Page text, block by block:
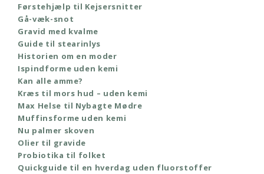
Førstehjælp til Kejsersnitter
Gå-væk-snot
Gravid med kvalme
Guide til stearinlys
Historien om en moder
Ispindforme uden kemi
Kan alle amme?
Kræs til mors hud – uden kemi
Max Helse til Nybagte Mødre
Muffinsforme uden kemi
Nu palmer skoven
Olier til gravide
Probiotika til folket
Quickguide til en hverdag uden fluorstoffer